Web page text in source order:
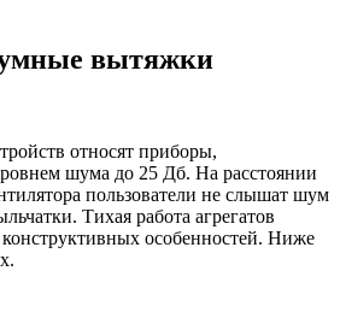
вытяжки
относят приборы,
шума до 25 Дб. На расстоянии
пользователи не слышат шум
Тихая работа агрегатов
конструктивных особенностей. Ниже